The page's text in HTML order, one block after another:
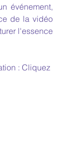
événement,
de la vidéo
l'essence
: Cliquez